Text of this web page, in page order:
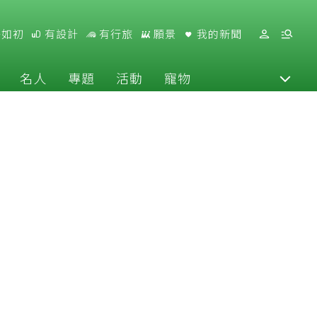
初 有設計 有行旅 願景 我的新聞
名人 專題 活動 寵物